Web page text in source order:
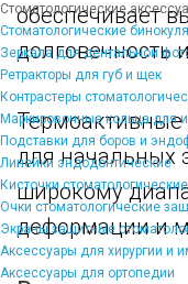
Стоматологические
Стоматологические
Зеркала для дентальной
Ретракторы для губ и щек
Контрастеры
Маркировочные кольца для
Подставки для боров и
Линейки эндодонтические
Кисточки
Очки стоматологические
Экраны защитные
Аксессуары для хирургии и
Аксессуары для ортопедии
обеспечивает
долговечность
Термоактивные
для начальных
широкому
деформации и